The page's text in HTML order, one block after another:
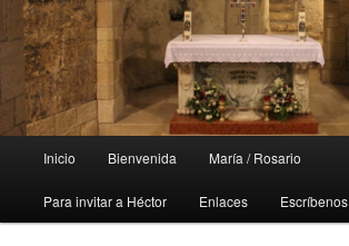
Inicio Bienvenida María / Rosario
Para invitar a Héctor Enlaces Escríbenos